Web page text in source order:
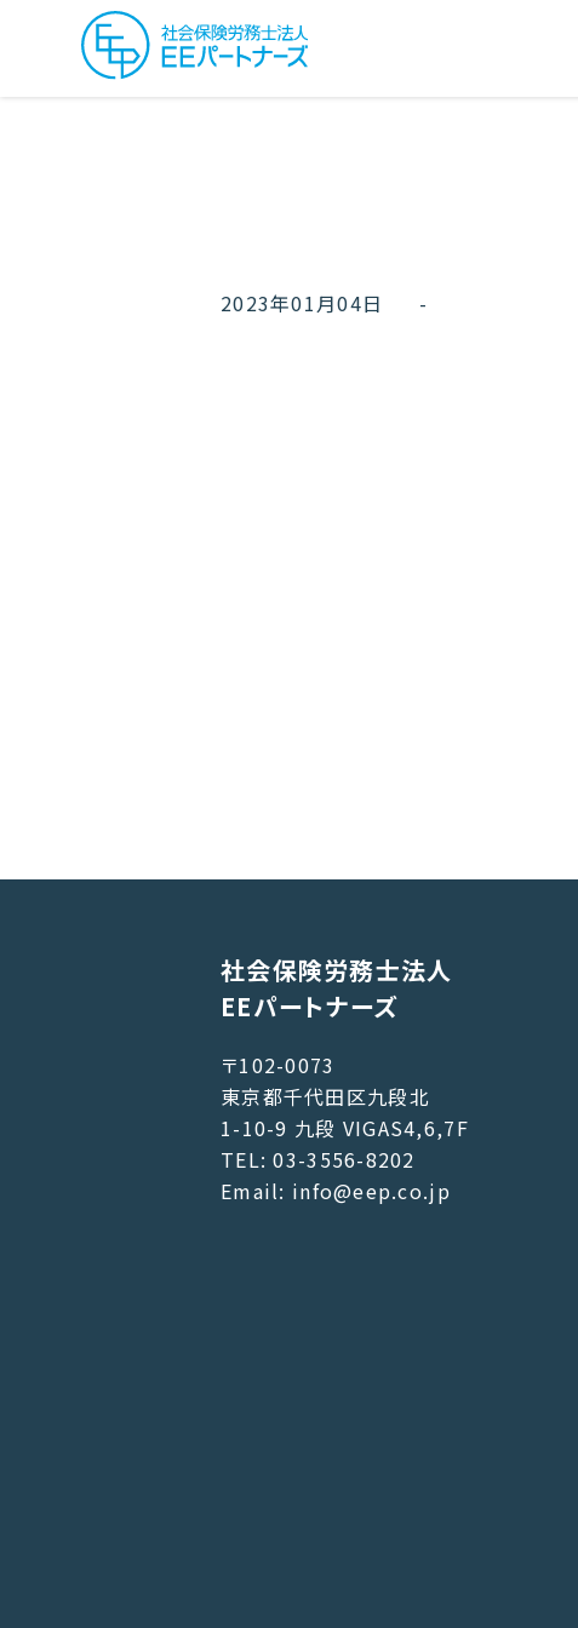
2023年01月04日 -
社会保険労務士法人
EEパートナーズ
〒102-0073
東京都千代田区九段北
1-10-9 九段 VIGAS4,6,7F
TEL: 03-3556-8202
Email: info@eep.co.jp